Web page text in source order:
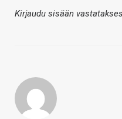
Kirjaudu sisään